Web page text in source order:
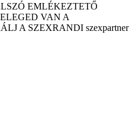
EMLÉKEZTETŐ
ELEGED VAN A
A SZEXRANDI szexpartner